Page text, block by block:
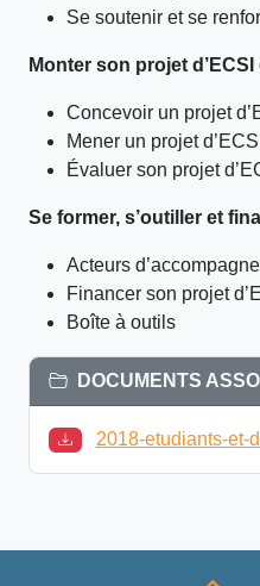
Se soutenir et se
Monter son projet d’ECSI
Concevoir un projet
Mener un projet d’ECSI
Évaluer son projet
Se former, s’outiller et
Acteurs
Financer son projet
Boîte à outils
DOCUMENTS
2018-etudiants-et-